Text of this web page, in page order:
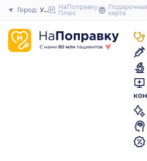
Закрыть
Город: Уфа
НаПоправку
Плюс
Подарочная
карта